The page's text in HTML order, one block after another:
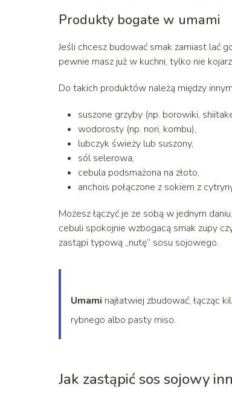
Produkty bogate w umami
Jeśli chcesz budować smak zamiast lać
pewnie masz już w kuchni, tylko nie
Do takich produktów należą między
suszone grzyby (np. borowiki,
wodorosty (np. nori, kombu),
lubczyk świeży lub suszony,
sól selerowa,
cebula podsmażona na złoto,
anchois połączone z sokiem z
Możesz łączyć je ze sobą w jednym
cebuli spokojnie wzbogacą smak zupy
zastąpi typową „nutę” sosu sojowego.
Umami najłatwiej zbudować, łącząc
rybnego albo pasty miso.
Jak zastąpić sos sojowy